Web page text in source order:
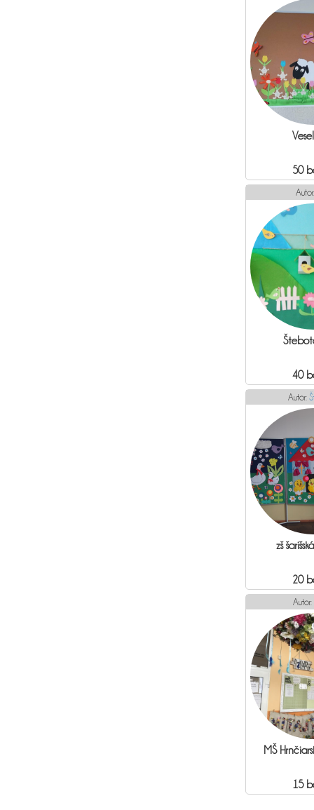
50
40
Autor:
zš
20
Autor:
MŠ
15